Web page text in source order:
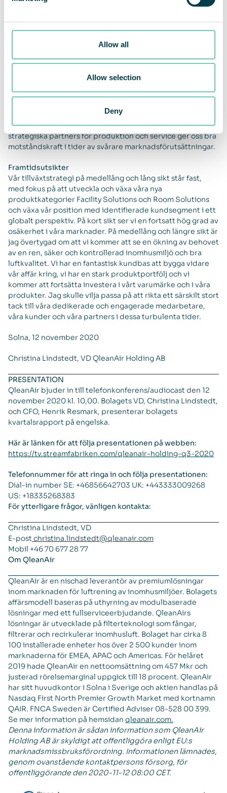
Allow all
Allow selection
Deny
En ökning av antalet installerade enheter i egen
balansräkning innebär en ökning av återkommande
av löpande månadshyror och att färre kontrakt säljs till
omsättning jämfört med samma period föregående år.
Fokus på att kontrollera kostnader och kassaflöde i ett
marginaler och resultat. Vår affärsmodell med en hög andel
återkommande intäkter, liksom vår modell att arbeta med
strategiska partners för produktion och service ger oss bra
motståndskraft i tider av svårare marknadsförutsättningar.
Framtidsutsikter
Vår tillväxtstrategi på medellång och lång sikt står fast,
med fokus på att utveckla och växa våra nya
produktkategorier Facility Solutions och Room Solutions
och växa vår position med identifierade kundsegment i ett
globalt perspektiv. På kort sikt ser vi en fortsatt hög grad av
osäkerhet i våra marknader. På medellång och längre sikt är
jag övertygad om att vi kommer att se en ökning av behovet
av en ren, säker och kontrollerad inomhusmiljö och bra
luftkvalitet. Vi har en fantastisk kundbas att bygga vidare
vår affär kring, vi har en stark produktportfölj och vi
kommer att fortsätta investera i vårt varumärke och i våra
produkter. Jag skulle vilja passa på att rikta ett särskilt stort
tack till våra dedikerade och engagerade medarbetare,
våra kunder och våra partners i dessa turbulenta tider.
Solna, 12 november 2020
Christina Lindstedt, VD QleanAir Holding AB
PRESENTATION
QleanAir bjuder in till telefonkonferens/audiocast den 12
november 2020 kl. 10,00. Bolagets VD, Christina Lindstedt,
och CFO, Henrik Resmark, presenterar bolagets
kvartalsrapport på engelska.
Här är länken för att följa presentationen på webben:
https://tv.streamfabriken.com/qleanair-holding-q3-2020
Telefonnummer för att ringa in och följa presentationen:
Dial-in number SE: +46856642703 UK: +443333009268
US: +18335268383
För ytterligare frågor, vänligen kontakta:
Christina Lindstedt, VD
E-postchristina.lindstedt@qleanair.com
Mobil +46 70 677 28 77
Om QleanAir
QleanAir är en nischad leverantör av premiumlösningar
inom marknaden för luftrening av inomhusmiljöer. Bolagets
affärsmodell baseras på uthyrning av modulbaserade
lösningar med ett fullserviceerbjudande. QleanAirs
lösningar är utvecklade på filterteknologi som fångar,
filtrerar och recirkulerar inomhusluft. Bolaget har cirka 8
100 installerade enheter hos över 2 500 kunder inom
marknaderna för EMEA, APAC och Americas. För helåret
2019 hade QleanAir en nettoomsättning om 457 Mkr och
justerad rörelsemarginal uppgick till 18 procent. QleanAir
har sitt huvudkontor i Solna i Sverige och aktien handlas på
Nasdaq First North Premier Growth Market med kortnamn
QAIR. FNCA Sweden är Certified Adviser 08-528 00 399.
Se mer information på hemsidan qleanair.com.
Denna information är sådan information som QleanAir
Holding AB är skyldigt att offentliggöra enligt EU:s
marknadsmissbruksförordning. Informationen lämnades,
genom ovanstående kontaktpersons försorg, för
offentliggörande den 2020-11-12 08:00 CET.